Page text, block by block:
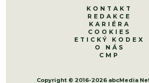
KONTAKT
REDAKCE
KARIÉRA
COOKIES
ETICKÝ KODEX
O NÁS
CMP
Copyright © 2016-2026 abcMedia